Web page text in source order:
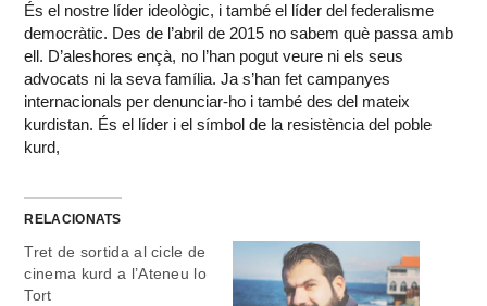
És el nostre líder ideològic, i també el líder del federalisme
democràtic. Des de l’abril de 2015 no sabem què passa amb
ell. D’aleshores ençà, no l’han pogut veure ni els seus
advocats ni la seva família. Ja s’han fet campanyes
internacionals per denunciar-ho i també des del mateix
kurdistan. És el líder i el símbol de la resistència del poble
kurd,
RELACIONATS
Tret de sortida al cicle de
cinema kurd a l’Ateneu lo
Tort